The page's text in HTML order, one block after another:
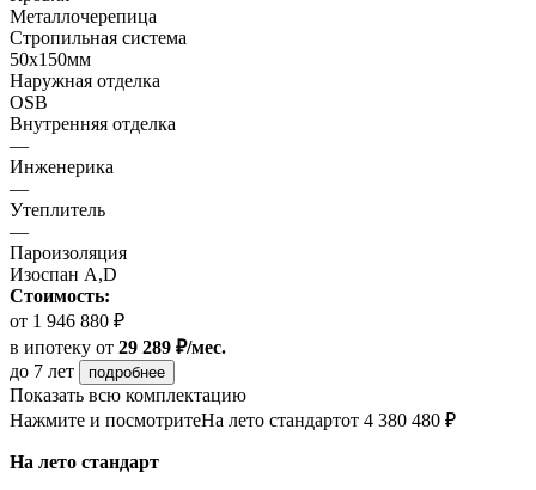
Металлочерепица
Стропильная система
50х150мм
Наружная отделка
OSB
Внутренняя отделка
—
Инженерика
—
Утеплитель
—
Пароизоляция
Изоспан A,D
Стоимость:
от 1 946 880 ₽
в ипотеку от 29 289 ₽/мес.
до 7 лет
подробнее
Показать всю комплектацию
Нажмите и посмотритеНа лето стандартот 4 380 480 ₽
На лето стандарт